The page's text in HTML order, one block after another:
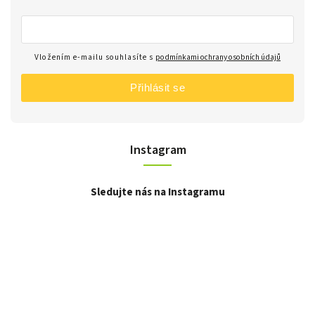
Instagram
Sledujte nás na Instagramu
Vložením e-mailu souhlasíte s podmínkami ochrany osobních údajů
Přihlásit se